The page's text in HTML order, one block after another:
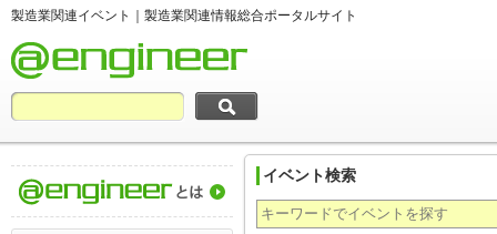
製造業関連イベント｜製造業関連情報総合ポータルサイト
イベント検索
製造業関連情報総合ポータルサイト＠